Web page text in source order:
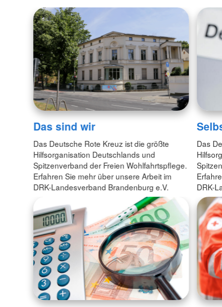
Das sind wir
Das Deutsche Rote Kreuz ist die größte
Hilfsorganisation Deutschlands und
Spitzenverband der Freien Wohlfahrtspflege.
Erfahren Sie mehr über unsere Arbeit im
DRK-Landesverband Brandenburg e.V.
Das
DRK-